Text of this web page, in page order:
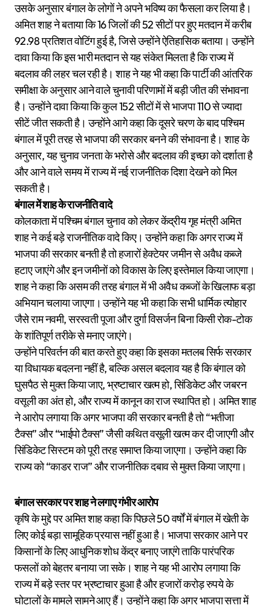
उसके अनुसार बंगाल के लोगों ने अपने भविष्य का फैसला कर लिया है।
अमित शाह ने बताया कि 16 जिलों की 52 सीटों पर हुए मतदान में करीब
92.98 प्रतिशत वोटिंग हुई है, जिसे उन्होंने ऐतिहासिक बताया। उन्होंने
दावा किया कि इस भारी मतदान से यह संकेत मिलता है कि राज्य में
बदलाव की लहर चल रही है। शाह ने यह भी कहा कि पार्टी की आंतरिक
समीक्षा के अनुसार आने वाले चुनावी परिणामों में बड़ी जीत की संभावना
है। उन्होंने दावा किया कि कुल 152 सीटों में से भाजपा 110 से ज्यादा
सीटें जीत सकती है। उन्होंने आगे कहा कि दूसरे चरण के बाद पश्चिम
बंगाल में पूरी तरह से भाजपा की सरकार बनने की संभावना है। शाह के
अनुसार, यह चुनाव जनता के भरोसे और बदलाव की इच्छा को दर्शाता है
और आने वाले समय में राज्य में नई राजनीतिक दिशा देखने को मिल
सकती है।
बंगाल में शाह के राजनीति वादे
कोलकाता में पश्चिम बंगाल चुनाव को लेकर केंद्रीय गृह मंत्री अमित
शाह ने कई बड़े राजनीतिक वादे किए। उन्होंने कहा कि अगर राज्य में
भाजपा की सरकार बनती है तो हजारों हेक्टेयर जमीन से अवैध कब्जे
हटाए जाएंगे और इन जमीनों को विकास के लिए इस्तेमाल किया जाएगा।
शाह ने कहा कि असम की तरह बंगाल में भी अवैध कब्जों के खिलाफ बड़ा
अभियान चलाया जाएगा। उन्होंने यह भी कहा कि सभी धार्मिक त्योहार
जैसे राम नवमी, सरस्वती पूजा और दुर्गा विसर्जन बिना किसी रोक-टोक
के शांतिपूर्ण तरीके से मनाए जाएंगे।
उन्होंने परिवर्तन की बात करते हुए कहा कि इसका मतलब सिर्फ सरकार
या विधायक बदलना नहीं है, बल्कि असल बदलाव यह है कि बंगाल को
घुसपैठ से मुक्त किया जाए, भ्रष्टाचार खत्म हो, सिंडिकेट और जबरन
वसूली का अंत हो, और राज्य में कानून का राज स्थापित हो। अमित शाह
ने आरोप लगाया कि अगर भाजपा की सरकार बनती है तो “भतीजा
टैक्स” और “भाईपो टैक्स” जैसी कथित वसूली खत्म कर दी जाएगी और
सिंडिकेट सिस्टम को पूरी तरह समाप्त किया जाएगा। उन्होंने कहा कि
राज्य को “काडर राज” और राजनीतिक दबाव से मुक्त किया जाएगा।
बंगाल सरकार पर शाह ने लगाए गंभीर आरोप
कृषि के मुद्दे पर अमित शाह कहा कि पिछले 50 वर्षों में बंगाल में खेती के
लिए कोई बड़ा सामूहिक प्रयास नहीं हुआ है। भाजपा सरकार आने पर
किसानों के लिए आधुनिक शोध केंद्र बनाए जाएंगे ताकि पारंपरिक
फसलों को बेहतर बनाया जा सके। शाह ने यह भी आरोप लगाया कि
राज्य में बड़े स्तर पर भ्रष्टाचार हुआ है और हजारों करोड़ रुपये के
घोटालों के मामले सामने आए हैं। उन्होंने कहा कि अगर भाजपा सत्ता में